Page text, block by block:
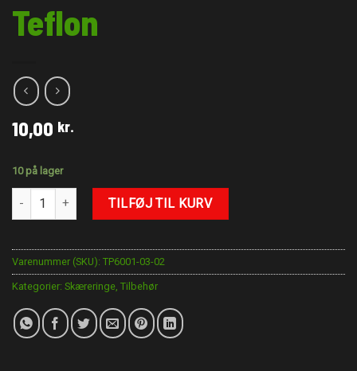
Teflon
10,00 kr.
10 på lager
Extra Skæreringe AN-3 Teflon antal
TILFØJ TIL KURV
Varenummer (SKU): TP6001-03-02
Kategorier: Skæreringe Tilbehør